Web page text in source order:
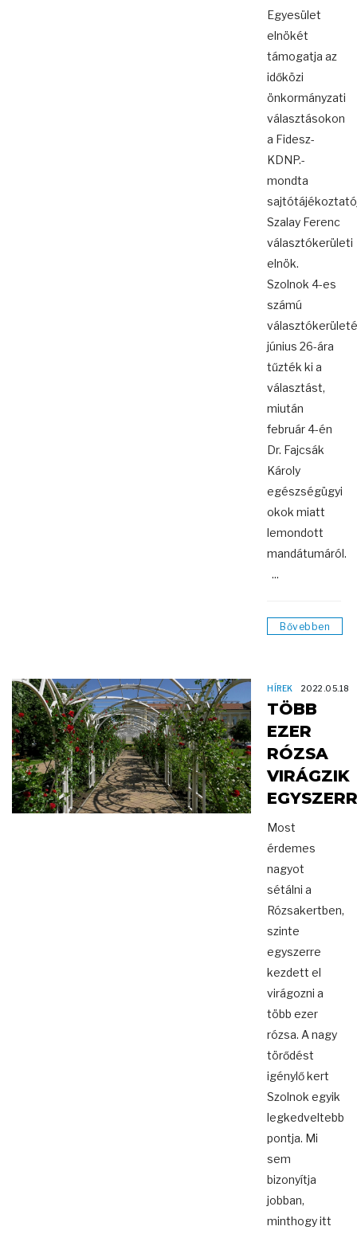
Egyesület
elnökét
támogatja az
időközi
önkormányzati
választásokon
a Fidesz-
KDNP.-
mondta
Szalay Ferenc
választókerületi
elnök.
Szolnok 4-es
számú
június 26-ára
tűzték ki a
választást,
miután
február 4-én
Dr. Fajcsák
Károly
egészségügyi
okok miatt
lemondott
mandátumáról.
...
Bővebben
HÍREK 2022.05.18
TÖBB
EZER
RÓZSA
VIRÁGZIK
Most
érdemes
nagyot
sétálni a
Rózsakertben,
szinte
egyszerre
kezdett el
virágozni a
több ezer
rózsa. A nagy
törődést
igénylő kert
Szolnok egyik
legkedveltebb
pontja. Mi
sem
bizonyítja
jobban,
minthogy itt